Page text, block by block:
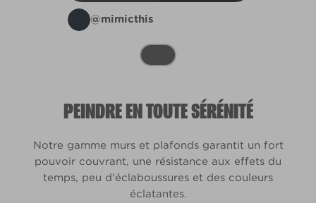
@mimicthis
PEINDRE EN TOUTE SÉRÉNITÉ
Notre gamme murs et plafonds garantit un fort
pouvoir couvrant, une résistance aux effets du
temps, peu d'éclaboussures et des couleurs
éclatantes.